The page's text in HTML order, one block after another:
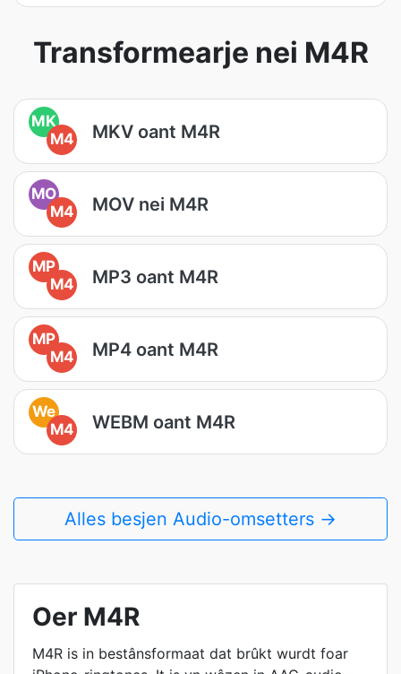
Transformearje nei M4R
MK
M4
MKV oant M4R
MO
M4
MOV nei M4R
MP
M4
MP3 oant M4R
MP
M4
MP4 oant M4R
We
M4
WEBM oant M4R
Alles besjen Audio-omsetters →
Oer M4R
M4R is in bestânsformaat dat brûkt wurdt foar